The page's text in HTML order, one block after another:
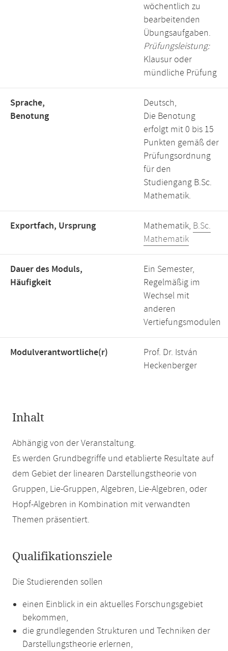
wöchentlich zu
bearbeitenden
Übungsaufgaben.
Prüfungsleistung:
Klausur oder
mündliche Prüfung
Sprache,
Benotung
Deutsch,
Die Benotung
erfolgt mit 0 bis 15
Punkten gemäß der
Prüfungsordnung
für den
Studiengang B.Sc.
Mathematik.
Exportfach, Ursprung Mathematik, B.Sc.
Mathematik
Dauer des Moduls,
Häufigkeit
Ein Semester,
Regelmäßig im
Wechsel mit
anderen
Vertiefungsmodulen
Modulverantwortliche(r)
Prof. Dr. István
Heckenberger
Inhalt
Abhängig von der Veranstaltung.
Es werden Grundbegriffe und etablierte Resultate auf
dem Gebiet der linearen Darstellungstheorie von
Gruppen, Lie-Gruppen, Algebren, Lie-Algebren, oder
Hopf-Algebren in Kombination mit verwandten
Themen präsentiert.
Qualifikationsziele
Die Studierenden sollen
einen Einblick in ein aktuelles Forschungsgebiet
bekommen,
die grundlegenden Strukturen und Techniken der
Darstellungstheorie erlernen,